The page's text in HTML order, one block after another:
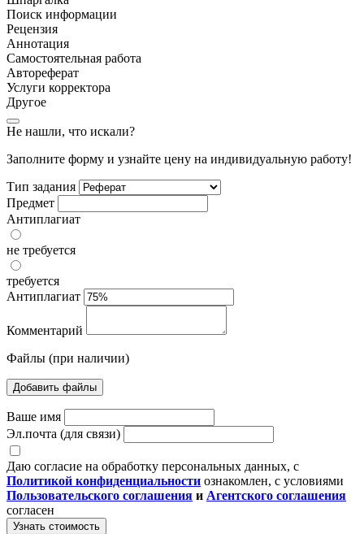
Поиск информации
Рецензия
Аннотация
Самостоятельная работа
Автореферат
Услуги корректора
Другое
Не нашли, что искали?
Заполните форму и узнайте цену на индивидуальную работу!
Тип задания
Предмет
Антиплагиат
не требуется
требуется
Антиплагиат
Комментарий
Файлы (при наличии)
Добавить файлы
Ваше имя
Эл.почта (для связи)
Даю согласие на обработку персональных данных, с
Политикой конфиденциальности ознакомлен, с условиями
Пользовательского соглашения и Агентского соглашения
согласен
Узнать стоимость